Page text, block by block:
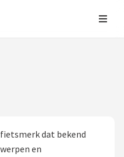
dat bekend
en